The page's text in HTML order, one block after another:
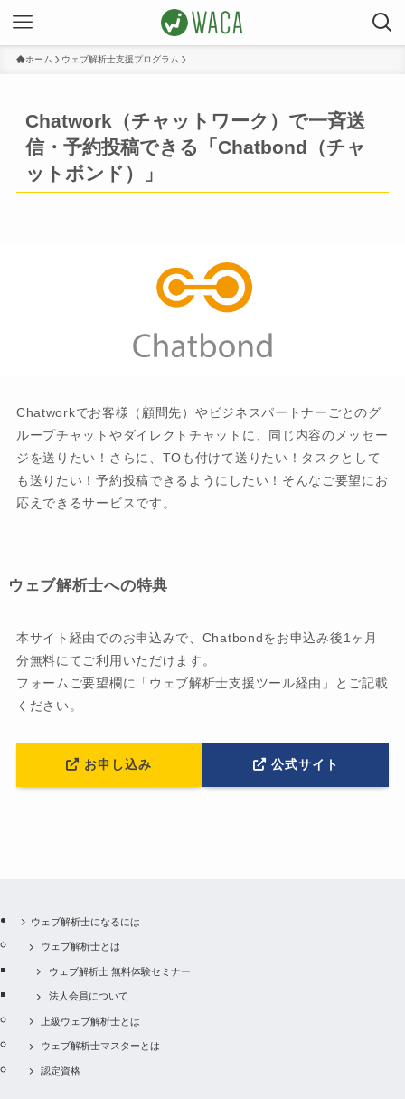
ホーム ウェブ解析士支援プログラム
Chatwork（チャットワーク）で一斉送
信・予約投稿できる「Chatbond（チャ
ットボンド）」
Chatworkでお客様（顧問先）やビジネスパートナーごとのグ
ループチャットやダイレクトチャットに、同じ内容のメッセー
ジを送りたい！さらに、TOも付けて送りたい！タスクとして
も送りたい！予約投稿できるようにしたい！そんなご要望にお
応えできるサービスです。
ウェブ解析士への特典
本サイト経由でのお申込みで、Chatbondをお申込み後1ヶ月
分無料にてご利用いただけます。
フォームご要望欄に「ウェブ解析士支援ツール経由」とご記載
ください。
お申し込み 公式サイト
ウェブ解析士になるには
ウェブ解析士とは
ウェブ解析士 無料体験セミナー
法人会員について
上級ウェブ解析士とは
ウェブ解析士マスターとは
認定資格